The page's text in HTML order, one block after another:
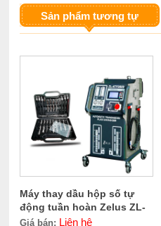
Sản phẩm tương tự
Máy thay dầu hộp số tự
động tuần hoàn Zelus ZL-
ATF9800
Giá bán: Liên hệ